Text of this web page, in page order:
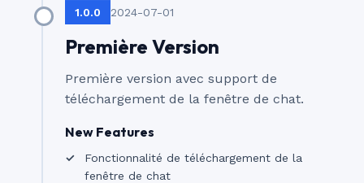
1.0.0 2024-07-01
Première Version
Première version avec support de
téléchargement de la fenêtre de chat.
New Features
Fonctionnalité de téléchargement de la
fenêtre de chat